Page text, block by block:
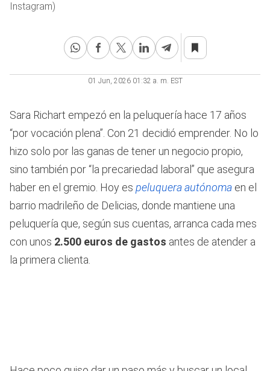
Instagram)
01 Jun, 2026 01:32 a. m. EST
Sara Richart empezó en la peluquería hace 17 años
“por vocación plena”. Con 21 decidió emprender. No lo
hizo solo por las ganas de tener un negocio propio,
sino también por “la precariedad laboral” que asegura
haber en el gremio. Hoy es peluquera autónoma en el
barrio madrileño de Delicias, donde mantiene una
peluquería que, según sus cuentas, arranca cada mes
con unos 2.500 euros de gastos antes de atender a
la primera clienta.